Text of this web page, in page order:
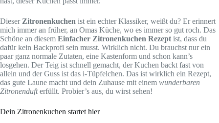
Dieser Zitronenkuchen ist ein echter Klassiker, weißt du? Er erinnert
mich immer an früher, an Omas Küche, wo es immer so gut roch. Das
Schöne an diesem Einfacher Zitronenkuchen Rezept ist, dass du
dafür kein Backprofi sein musst. Wirklich nicht. Du brauchst nur ein
paar ganz normale Zutaten, eine Kastenform und schon kann’s
losgehen. Der Teig ist schnell gemacht, der Kuchen backt fast von
allein und der Guss ist das i-Tüpfelchen. Das ist wirklich ein Rezept,
das gute Laune macht und dein Zuhause mit einem wunderbaren
Zitronendufterfüllt. Probier’s aus, du wirst sehen!
Dein Zitronenkuchen startet hier